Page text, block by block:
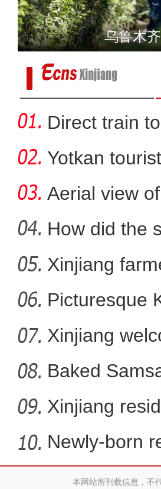
实拍新
夕发朝至
乌鲁木
Direct train
Yotkan
Aerial view
How did the
Xinjiang
Picturesque
Xinjiang
Baked
Xinjiang
Newly-born
本网站所刊载信息，不